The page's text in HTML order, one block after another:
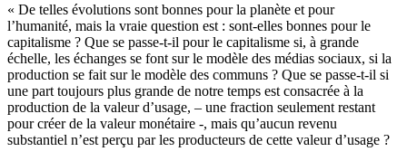
« De telles évolutions sont bonnes pour la planète et pour
l’humanité, mais la vraie question est : sont-elles bonnes pour le
capitalisme ? Que se passe-t-il pour le capitalisme si, à grande
échelle, les échanges se font sur le modèle des médias sociaux, si la
production se fait sur le modèle des communs ? Que se passe-t-il si
une part toujours plus grande de notre temps est consacrée à la
production de la valeur d’usage, – une fraction seulement restant
pour créer de la valeur monétaire -, mais qu’aucun revenu
substantiel n’est perçu par les producteurs de cette valeur d’usage ?